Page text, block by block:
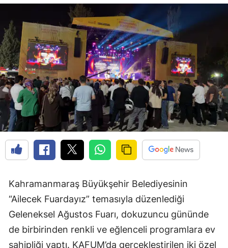
Kahramanmaraş Büyükşehir Belediyesinin
“Ailecek Fuardayız” temasıyla düzenlediği
Geleneksel Ağustos Fuarı, dokuzuncu gününde
de birbirinden renkli ve eğlenceli programlara ev
sahipliği yaptı. KAFUM’da gerçekleştirilen iki özel